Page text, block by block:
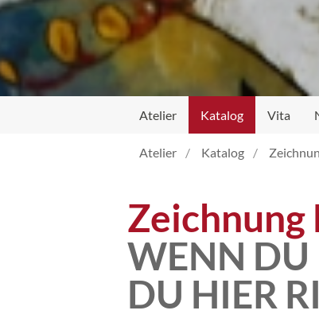
Atelier Katalog Vita
Atelier Katalog
WENN DU
DU HIER